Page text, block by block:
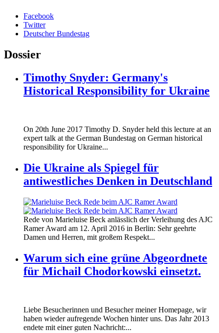
Facebook
Twitter
Deutscher Bundestag
Dossier
Timothy Snyder: Germany's
Historical Responsibility for Ukraine
On 20th June 2017 Timothy D. Snyder held this lecture at an
expert talk at the German Bundestag on German historical
responsibility for Ukraine...
Die Ukraine als Spiegel für
antiwestliches Denken in Deutschland
160412_ramer_award.jpg
160412_ramer_award.jpg
Rede von Marieluise Beck anlässlich der Verleihung des AJC
Ramer Award am 12. April 2016 in Berlin: Sehr geehrte
Damen und Herren, mit großem Respekt...
Warum sich eine grüne Abgeordnete
für Michail Chodorkowski einsetzt.
Liebe Besucherinnen und Besucher meiner Homepage, wir
haben wieder aufregende Wochen hinter uns. Das Jahr 2013
endete mit einer guten Nachricht:...